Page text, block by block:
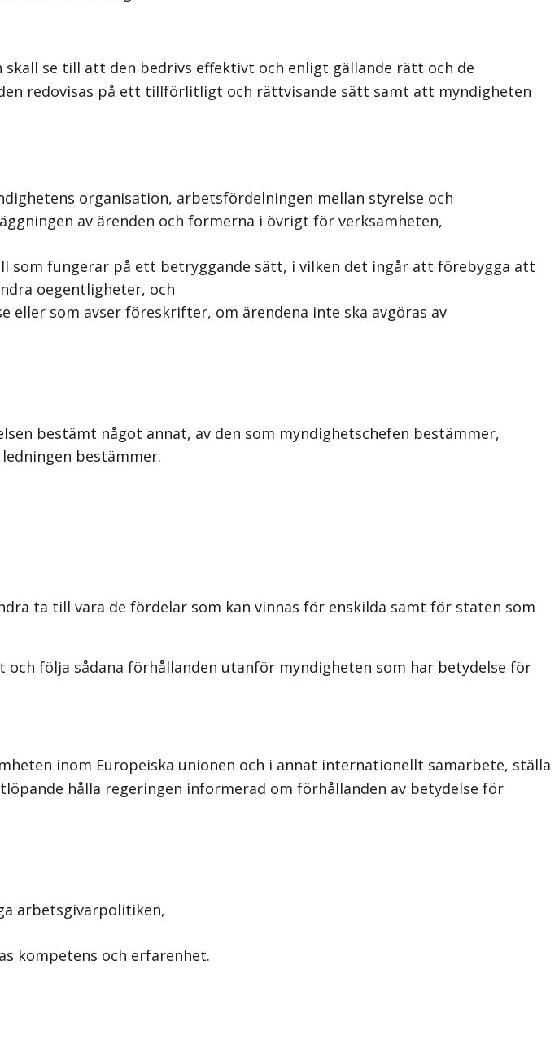
se till att den bedrivs effektivt och enligt gällande rätt och de
redovisas på ett tillförlitligt och rättvisande sätt samt att myndigheten
organisation, arbetsfördelningen mellan styrelse och
av ärenden och formerna i övrigt för verksamheten,
fungerar på ett betryggande sätt, i vilken det ingår att förebygga att
oegentligheter, och
som avser föreskrifter, om ärendena inte ska avgöras av
bestämt något annat, av den som myndighetschefen bestämmer,
bestämmer.
ta till vara de fördelar som kan vinnas för enskilda samt för staten som
följa sådana förhållanden utanför myndigheten som har betydelse för
inom Europeiska unionen och i annat internationellt samarbete, ställa
hålla regeringen informerad om förhållanden av betydelse för
arbetsgivarpolitiken,
kompetens och erfarenhet.